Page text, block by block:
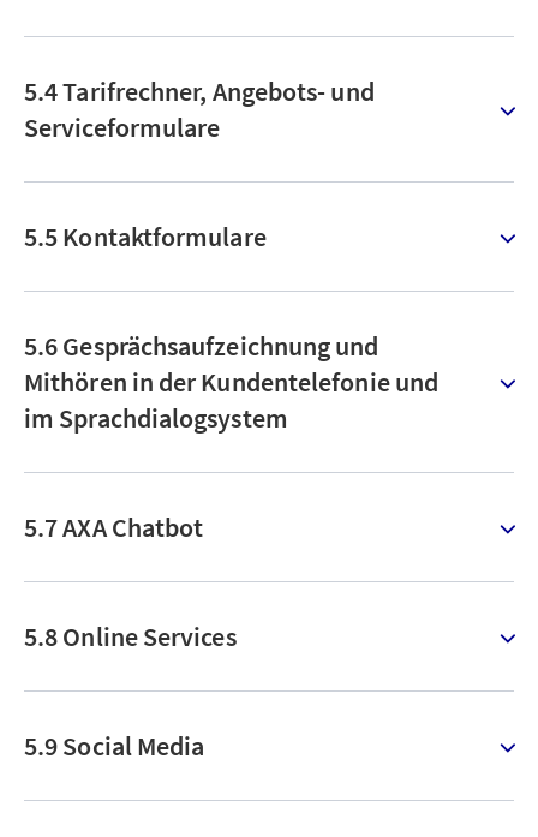
5.4 Tarifrechner, Angebots- und
Serviceformulare
5.5 Kontaktformulare
5.6 Gesprächsaufzeichnung und
Mithören in der Kundentelefonie und
im Sprachdialogsystem
5.7 AXA Chatbot
5.8 Online Services
5.9 Social Media